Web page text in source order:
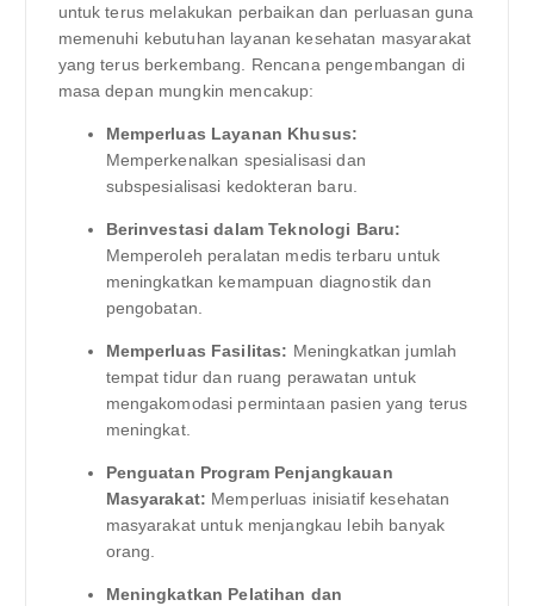
untuk terus melakukan perbaikan dan perluasan guna
memenuhi kebutuhan layanan kesehatan masyarakat
yang terus berkembang. Rencana pengembangan di
masa depan mungkin mencakup:
Memperluas Layanan Khusus:
Memperkenalkan spesialisasi dan
subspesialisasi kedokteran baru.
Berinvestasi dalam Teknologi Baru:
Memperoleh peralatan medis terbaru untuk
meningkatkan kemampuan diagnostik dan
pengobatan.
Memperluas Fasilitas: Meningkatkan jumlah
tempat tidur dan ruang perawatan untuk
mengakomodasi permintaan pasien yang terus
meningkat.
Penguatan Program Penjangkauan
Masyarakat: Memperluas inisiatif kesehatan
masyarakat untuk menjangkau lebih banyak
orang.
Meningkatkan Pelatihan dan